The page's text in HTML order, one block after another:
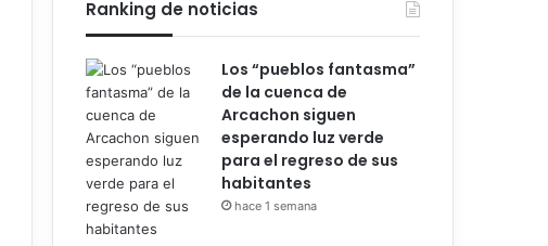
Ranking de noticias
Los “pueblos fantasma”
de la cuenca de
Arcachon siguen
esperando luz verde
para el regreso de sus
habitantes
hace 1 semana